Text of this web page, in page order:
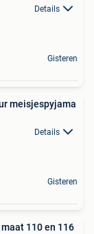
Details
Gisteren
meisjespyjama
Details
Gisteren
110 en 116